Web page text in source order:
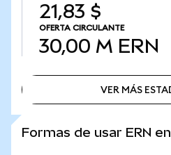
21,83 $
OFERTA CIRCULANTE
30,00 M ERN
VER MÁS
Formas de usar ERN